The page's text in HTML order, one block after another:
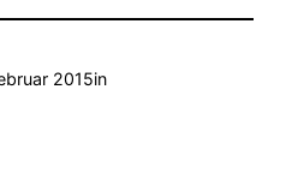
2015in